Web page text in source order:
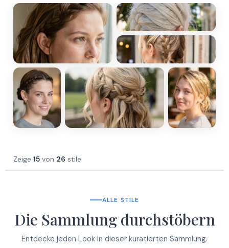
Zeige 15 von 26 stile
ALLE STILE
Die Sammlung durchstöbern
Entdecke jeden Look in dieser kuratierten Sammlung.